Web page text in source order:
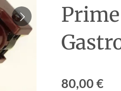
80,00 €